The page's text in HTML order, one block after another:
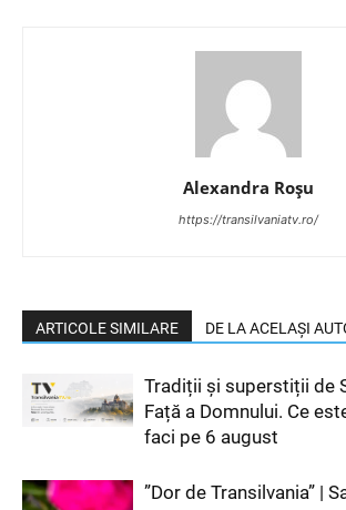
Alexandra Roșu
https://transilvaniatv.ro/
ARTICOLE SIMILARE DE LA ACELAȘI
Tradiții și superstiții de
Față a Domnului. Ce
faci pe 6 august
”Dor de Transilvania” |